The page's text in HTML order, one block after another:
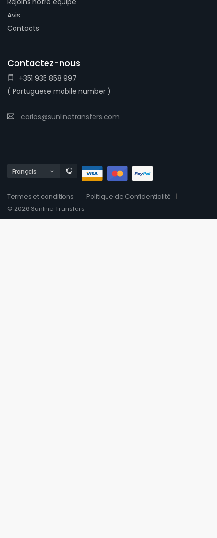
Rejoins notre équipe
Avis
Contacts
Contactez-nous
+351 935 858 997
( Portuguese mobile number )
carlos@sunlinetransfers.com
Termes et conditions
Politique de Confidentialité
© 2026 Sunline Transfers